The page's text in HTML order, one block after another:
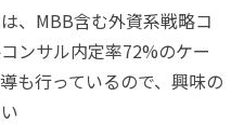
、MBB含む外資系戦略コ
ンサル内定率72%のケー
も行っているので、興味の